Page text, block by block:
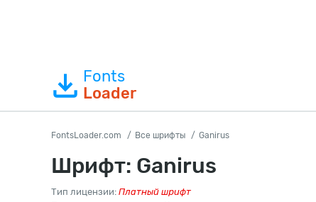
Fonts
Loader
FontsLoader.com Все шрифты Ganirus
Шрифт: Ganirus
Тип лицензии: Платный шрифт